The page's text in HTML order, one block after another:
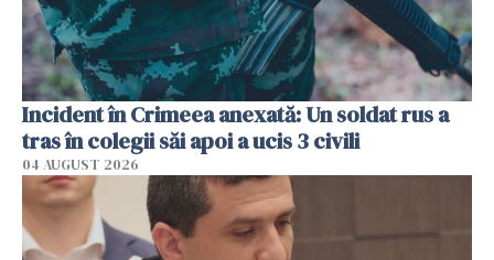
Incident în Crimeea anexată: Un soldat rus a
tras în colegii săi apoi a ucis 3 civili
04 AUGUST 2026